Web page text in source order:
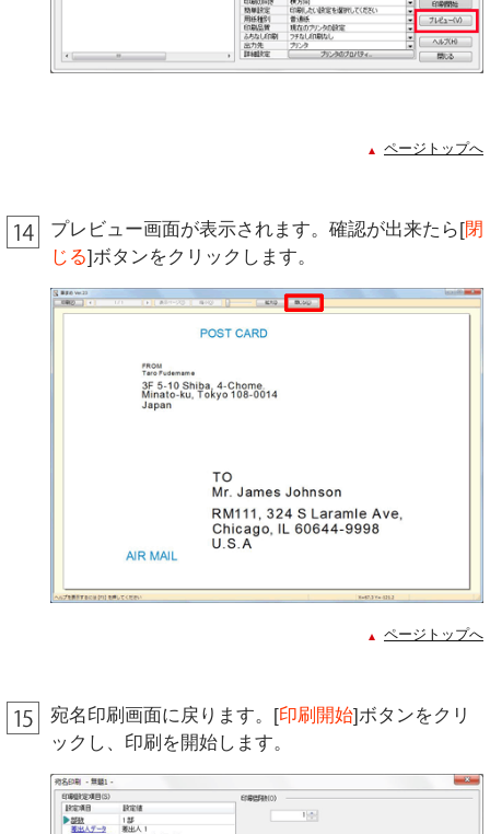
ページトップへ
プレビュー画面が表示されます。確認が出来たら[閉
じる]ボタンをクリックします。
ページトップへ
宛名印刷画面に戻ります。[印刷開始]ボタンをクリ
ックし、印刷を開始します。